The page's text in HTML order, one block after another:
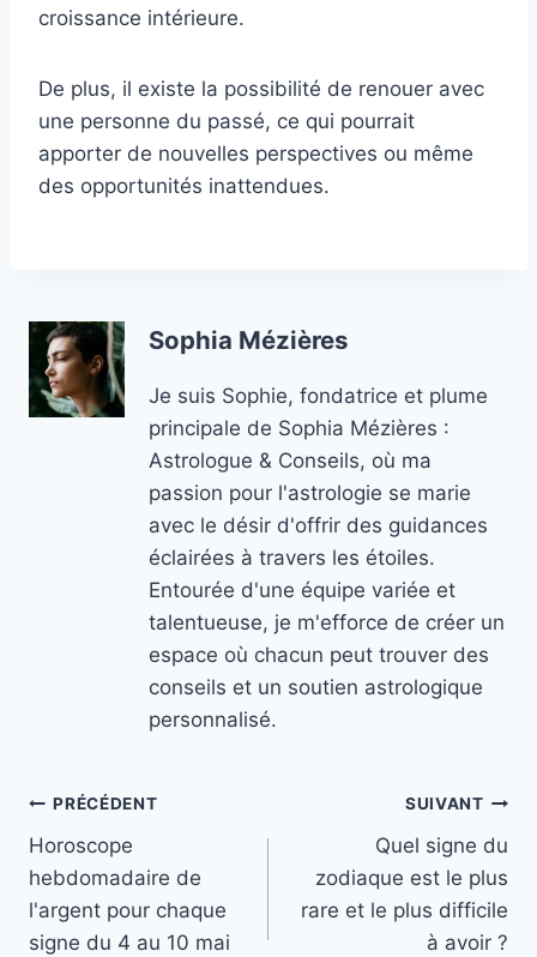
croissance intérieure.
De plus, il existe la possibilité de renouer avec
une personne du passé, ce qui pourrait
apporter de nouvelles perspectives ou même
des opportunités inattendues.
Sophia Mézières
Je suis Sophie, fondatrice et plume
principale de Sophia Mézières :
Astrologue & Conseils, où ma
passion pour l'astrologie se marie
avec le désir d'offrir des guidances
éclairées à travers les étoiles.
Entourée d'une équipe variée et
talentueuse, je m'efforce de créer un
espace où chacun peut trouver des
conseils et un soutien astrologique
personnalisé.
Navigation
de
l’article
PRÉCÉDENT
Horoscope
hebdomadaire de
l'argent pour chaque
signe du 4 au 10 mai
SUIVANT
Quel signe du
zodiaque est le plus
rare et le plus difficile
à avoir ?